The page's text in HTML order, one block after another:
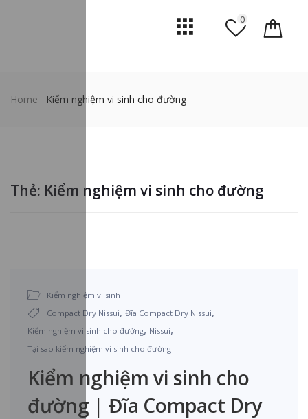
0
Home Kiểm nghiệm vi sinh cho đường
Thẻ: Kiểm nghiệm vi sinh cho đường
Kiểm nghiệm vi sinh
Compact Dry Nissui, Đĩa Compact Dry Nissui,
Kiểm nghiệm vi sinh cho đường, Nissui,
Tại sao kiểm nghiệm vi sinh cho đường
Kiểm nghiệm vi sinh cho
đường | Đĩa Compact Dry